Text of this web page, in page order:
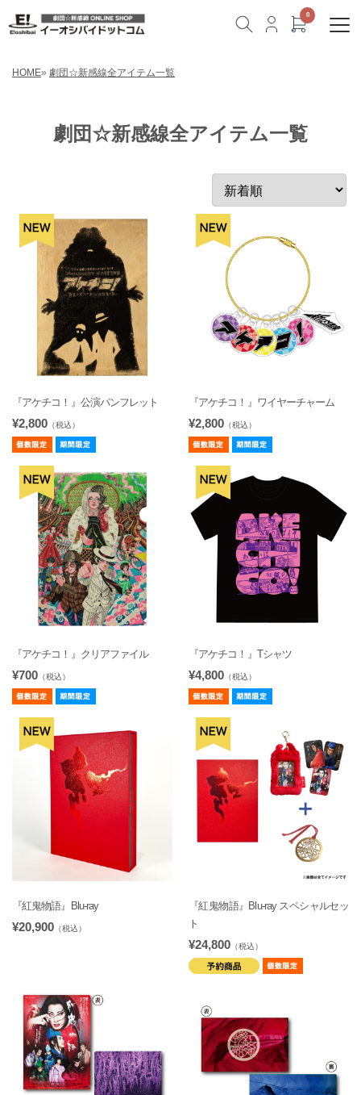
HOME» 劇団☆新感線全アイテム一覧
劇団☆新感線全アイテム一覧
『アケチコ！』公演パンフレット
¥2,800 （税込）
『アケチコ！』ワイヤーチャーム
¥2,800 （税込）
『アケチコ！』クリアファイル
¥700 （税込）
『アケチコ！』Tシャツ
¥4,800 （税込）
『紅鬼物語』Blu-ray
¥20,900 （税込）
『紅鬼物語』Blu-ray スペシャルセッ
ト
¥24,800 （税込）